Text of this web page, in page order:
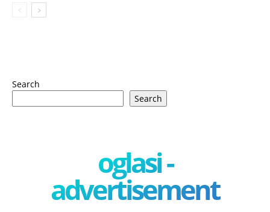
Search
Search
oglasi -
advertisement